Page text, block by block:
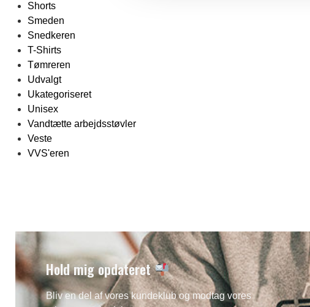
Shorts
Smeden
Snedkeren
T-Shirts
Tømreren
Udvalgt
Ukategoriseret
Unisex
Vandtætte arbejdsstøvler
Veste
VVS'eren
Hold mig opdateret
Bliv en del af vores kundeklub og modtag vores